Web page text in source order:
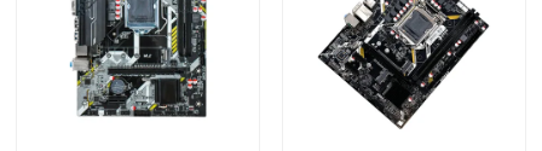
جولة في المعمل